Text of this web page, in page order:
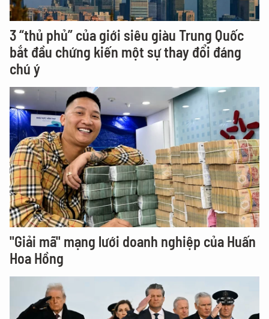
3 “thủ phủ” của giới siêu giàu Trung Quốc
bắt đầu chứng kiến một sự thay đổi đáng
chú ý
"Giải mã" mạng lưới doanh nghiệp của Huấn
Hoa Hồng